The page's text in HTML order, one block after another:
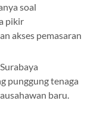
soal
pikir
akses pemasaran
punggung tenaga
baru.